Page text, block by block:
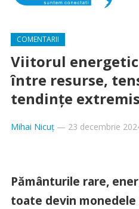
COMENTARII
Viitorul
între resurse,
tendințe
Mihai Nicuț— 23 decembrie
Pământurile rare,
toate devin